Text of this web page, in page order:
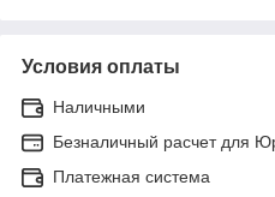
Условия оплаты
Наличными
Безналичный расчет для
Платежная система